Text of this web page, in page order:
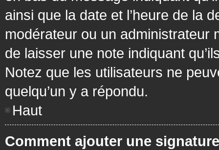
ainsi que la date et l’heure de la
modérateur ou un administrateur
de laisser une note indiquant
Notez que les utilisateurs ne
quelqu’un y a répondu.
Haut
Comment ajouter une